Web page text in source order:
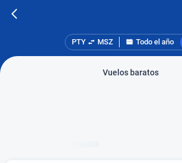
PTY MSZ Todo el año
Vuelos baratos